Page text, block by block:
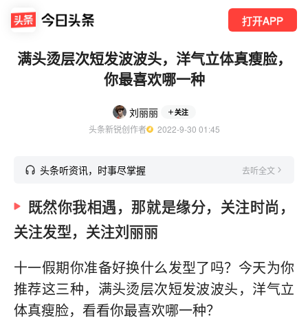
打开APP
满头烫层次短发波波头，洋气立体真瘦脸，
你最喜欢哪一种
刘丽丽 关注
头条新锐创作者
  2022-9-30 01:45
头条听资讯，时事尽掌握 去听全文
既然你我相遇，那就是缘分，关注时尚，
关注发型，关注刘丽丽
十一假期你准备好换什么发型了吗？今天为你
推荐这三种，满头烫层次短发波波头，洋气立
体真瘦脸，看看你最喜欢哪一种？